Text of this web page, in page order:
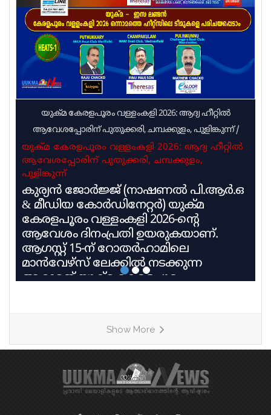
ഹര്‍ജിയിലാണ് വിധി. ഹൈക്കോടതി വിധിയുടെ
പശ്ചാത്തലത്തില്‍ പൊതുജനങ്ങള്‍ക്കിടയില്‍ ഇതു
സംബന്ധിച്ച ബോധവല്‍ക്കരണം ആവശ്യമാണെന്ന്
വിധിയുടെ പകര്‍പ്പുമായെത്തിയ കേരളാ
യുക്മ കേരളപൂരം വള്ളംകളി 2026: ആദ്യ ഹീറ്റിൽ
ആവേശപ്പോരിന് പുതുക്കരി, ചമ്പക്കുളം, പുളിങ്കുന്ന്/
യുക്മ കേരളപൂരം വള്ളംകളി 2026: ആദ്യ ഹീറ്റിൽ
ആവേശപ്പോരിന് പുതുക്കരി, ചമ്പക്കുളം,
പുളിങ്കുന്ന്
കുര്യൻ ജോർജ്ജ് (നാഷണൽ പി.ആർ.ഒ
& മീഡിയ കോർഡിനേറ്റർ) യുക്മ
കേരളപൂരം വള്ളംകളി 2026-ന്റെ
ആവേശം ദിനംപ്രതി ഉയരുകയാണ്.
ആഗസ്റ്റ് 15-ന് റോതർഹാമിലെ
മാൻവേഴ്സ് ലേക്കിൽ നടക്കുന്ന
ആറാമത് യുക്മ കേരളപൂരം
അവസാനഘട്ടത്തിലാണ്. കേരളത്തിലെ
ചുണ്ടൻവള്ളം പാരമ്പര്യം
നിലനിർത്തിക്കൊണ്ട്, യുകെയിലെ
വിവിധ ബോട്ട് ക്ലബ്ബുകളെ
പ്രതിനിധീകരിക്കുന്ന ടീമുകൾ കുട്ടനാടൻ
Show More